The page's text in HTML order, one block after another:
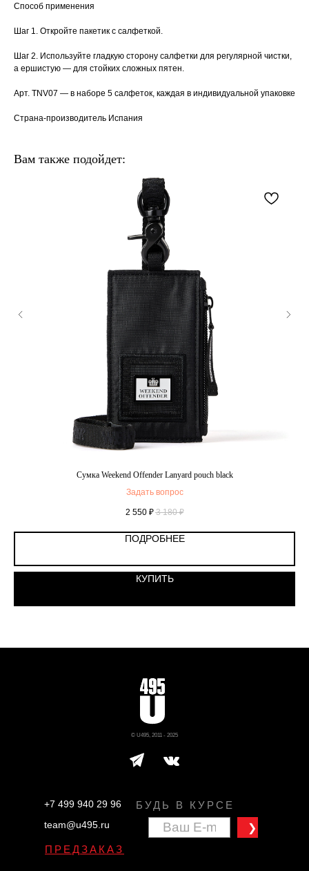
Способ применения
Шаг 1. Откройте пакетик с салфеткой.
Шаг 2. Используйте гладкую сторону салфетки для регулярной чистки,
а ершистую — для стойких сложных пятен.
Арт. TNV07 — в наборе 5 салфеток, каждая в индивидуальной упаковке
Страна-производитель Испания
Вам также подойдет:
Сумка Weekend Offender Lanyard pouch black
Задать вопрос
2 550 ₽ 3 180 ₽
ПОДРОБНЕЕ
КУПИТЬ
❯
© U495, 2011 - 2025
team@u495.ru
+7 499 940 29 96 БУДЬ В КУРСЕ
ПРЕДЗАКАЗ